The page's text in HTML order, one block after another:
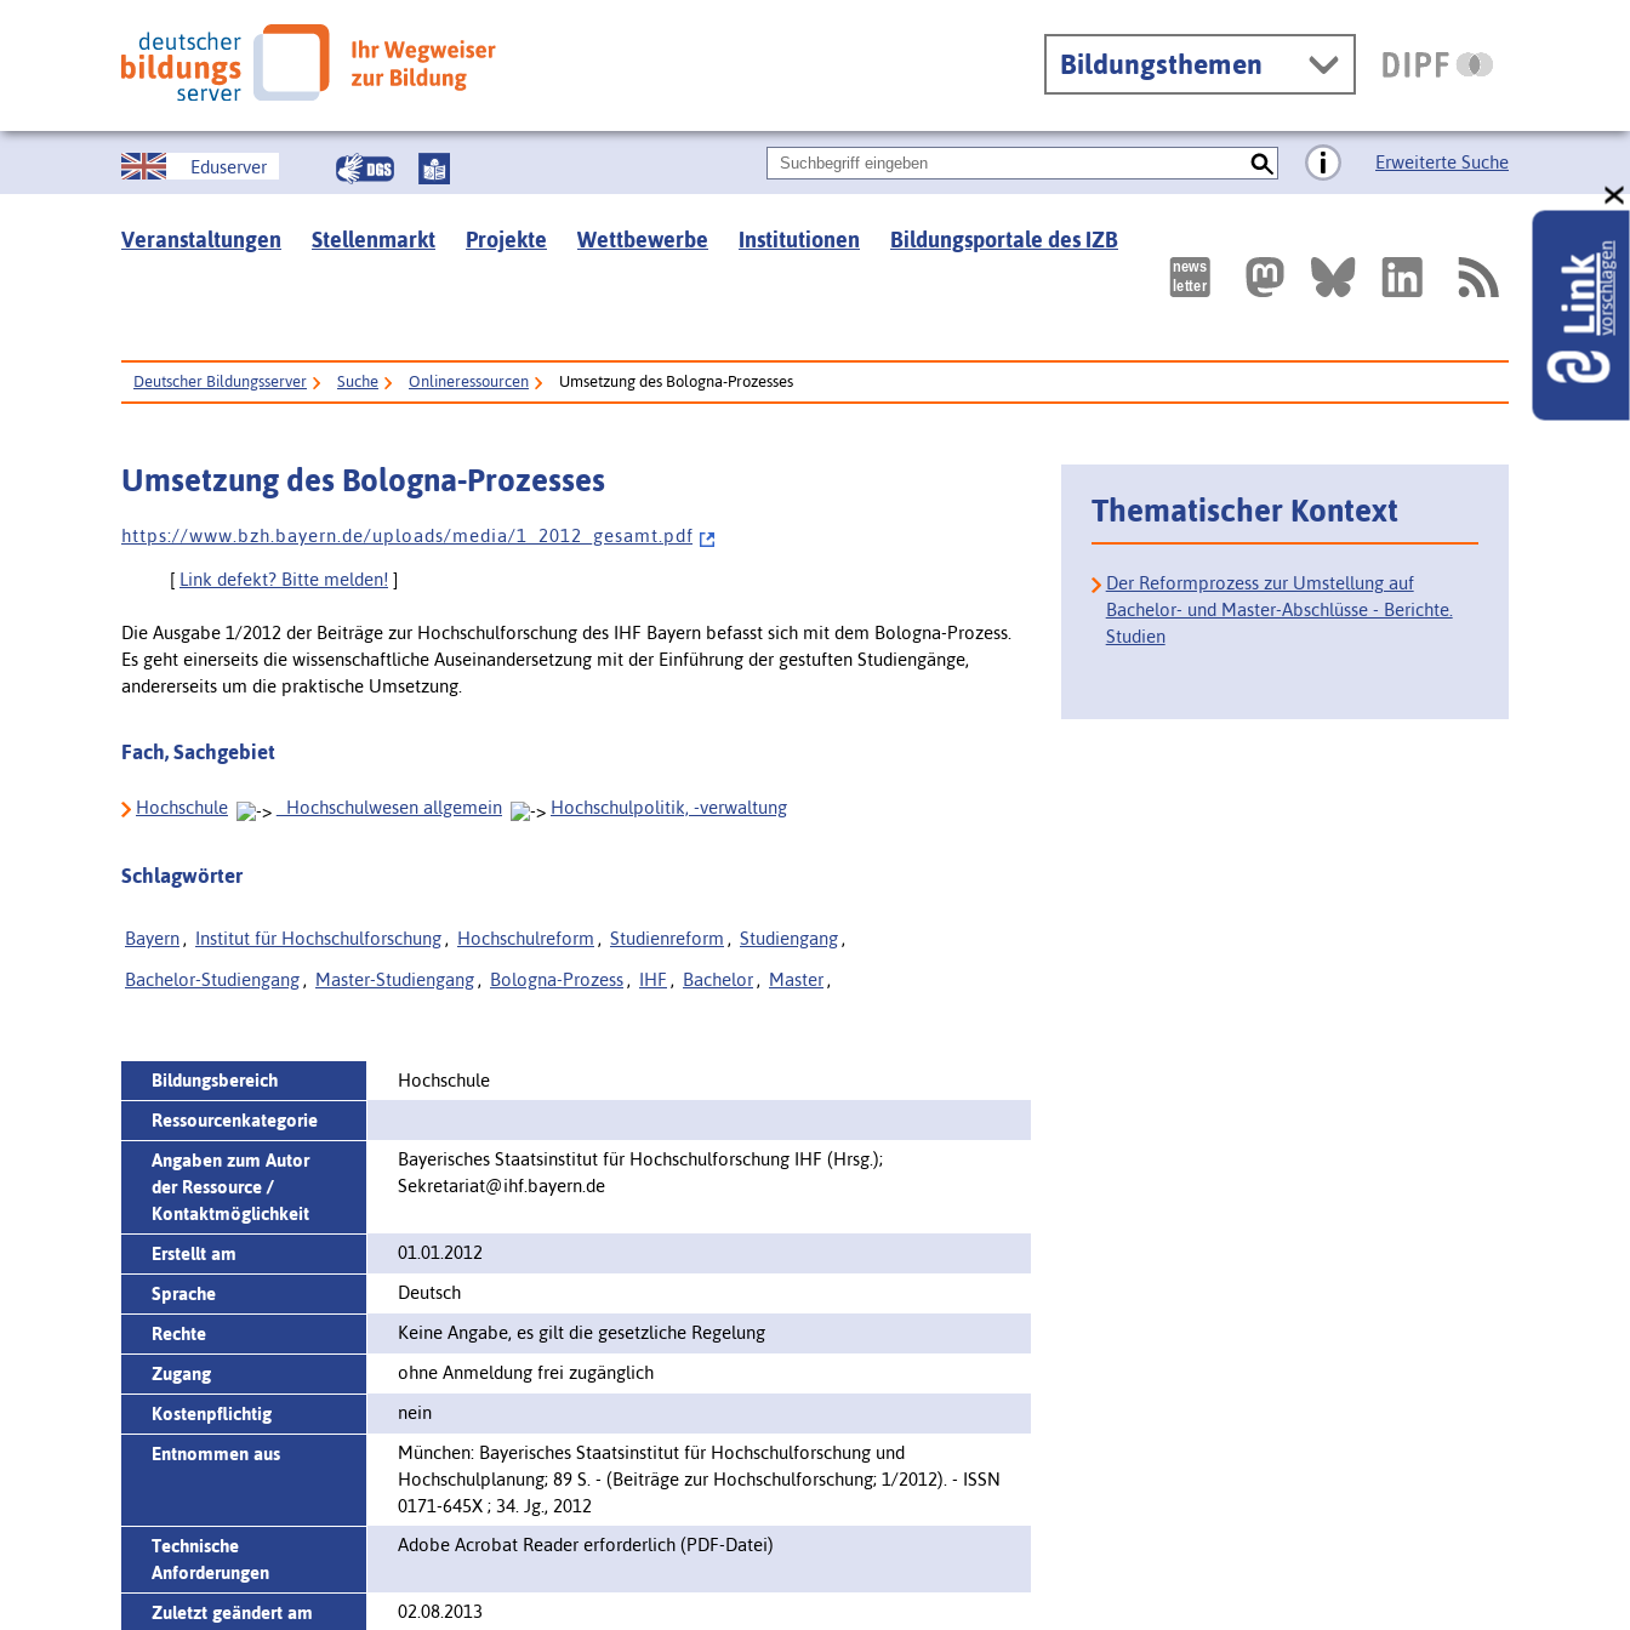
Bildungsthemen
Eduserver Erweiterte Suche
Veranstaltungen Stellenmarkt Projekte Wettbewerbe Institutionen Bildungsportale des IZB
Deutscher Bildungsserver Suche Onlineressourcen Umsetzung des Bologna-Prozesses
Umsetzung des Bologna-Prozesses
h t t p s : / / w w w . b z h . b a y e r n . d e / u p l o a d s / m e d i a / 1 _ 2 0 1 2 _ g e s a m t . p d f
[ Link defekt? Bitte melden! ]
Die Ausgabe 1/2012 der Beiträge zur Hochschulforschung des IHF Bayern befasst sich mit dem Bologna-Prozess.
Es geht einerseits die wissenschaftliche Auseinandersetzung mit der Einführung der gestuften Studiengänge,
andererseits um die praktische Umsetzung.
Fach, Sachgebiet
Hochschule _Hochschulwesen allgemein Hochschulpolitik, -verwaltung
Schlagwörter
Bayern , Institut für Hochschulforschung , Hochschulreform , Studienreform , Studiengang ,
Bachelor-Studiengang , Master-Studiengang , Bologna-Prozess , IHF , Bachelor , Master ,
Bildungsbereich
Hochschule
Ressourcenkategorie
Angaben zum Autor
der Ressource /
Kontaktmöglichkeit
Bayerisches Staatsinstitut für Hochschulforschung IHF (Hrsg.);
Sekretariat@ihf.bayern.de
Erstellt am
01.01.2012
Sprache
Deutsch
Rechte
Keine Angabe, es gilt die gesetzliche Regelung
Zugang
ohne Anmeldung frei zugänglich
Kostenpflichtig
nein
Entnommen aus
München: Bayerisches Staatsinstitut für Hochschulforschung und
Hochschulplanung; 89 S. - (Beiträge zur Hochschulforschung; 1/2012). - ISSN
0171-645X ; 34. Jg., 2012
Technische
Anforderungen
Adobe Acrobat Reader erforderlich (PDF-Datei)
Zuletzt geändert am 02.08.2013
Thematischer Kontext
Der Reformprozess zur Umstellung auf
Bachelor- und Master-Abschlüsse - Berichte.
Studien
Linkvorschlagen